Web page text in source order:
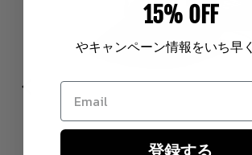
15% OFF
やキャンペーン情報をいち早く